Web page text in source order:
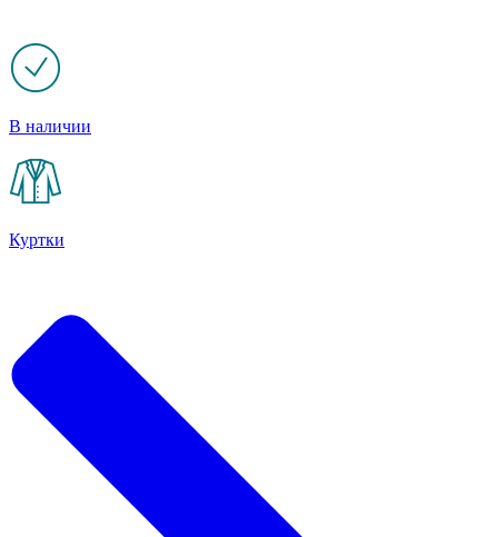
В наличии
Куртки